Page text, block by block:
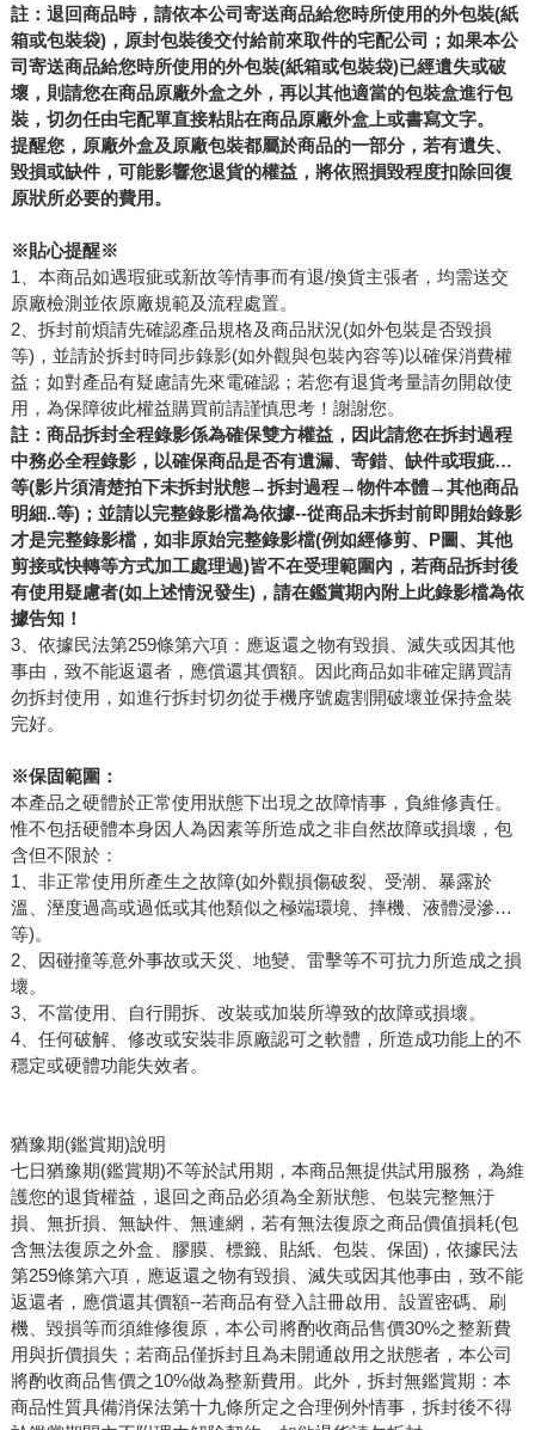
註：退回商品時，請依本公司寄送商品給您時所使用的外包裝(紙
箱或包裝袋)，原封包裝後交付給前來取件的宅配公司；如果本公
司寄送商品給您時所使用的外包裝(紙箱或包裝袋)已經遺失或破
壞，則請您在商品原廠外盒之外，再以其他適當的包裝盒進行包
裝，切勿任由宅配單直接粘貼在商品原廠外盒上或書寫文字。
提醒您，原廠外盒及原廠包裝都屬於商品的一部分，若有遺失、
毀損或缺件，可能影響您退貨的權益，將依照損毀程度扣除回復
原狀所必要的費用。
※貼心提醒※
1、本商品如遇瑕疵或新故等情事而有退/換貨主張者，均需送交
原廠檢測並依原廠規範及流程處置。
2、拆封前煩請先確認產品規格及商品狀況(如外包裝是否毀損
等)，並請於拆封時同步錄影(如外觀與包裝內容等)以確保消費權
益；如對產品有疑慮請先來電確認；若您有退貨考量請勿開啟使
用，為保障彼此權益購買前請謹慎思考！謝謝您。
註：商品拆封全程錄影係為確保雙方權益，因此請您在拆封過程
中務必全程錄影，以確保商品是否有遺漏、寄錯、缺件或瑕疵…
等(影片須清楚拍下未拆封狀態→拆封過程→物件本體→其他商品
明細..等)；並請以完整錄影檔為依據--從商品未拆封前即開始錄影
才是完整錄影檔，如非原始完整錄影檔(例如經修剪、P圖、其他
剪接或快轉等方式加工處理過)皆不在受理範圍內，若商品拆封後
有使用疑慮者(如上述情況發生)，請在鑑賞期內附上此錄影檔為依
據告知！
3、依據民法第259條第六項：應返還之物有毀損、滅失或因其他
事由，致不能返還者，應償還其價額。因此商品如非確定購買請
勿拆封使用，如進行拆封切勿從手機序號處割開破壞並保持盒裝
完好。
※保固範圍：
本產品之硬體於正常使用狀態下出現之故障情事，負維修責任。
惟不包括硬體本身因人為因素等所造成之非自然故障或損壞，包
含但不限於：
1、非正常使用所產生之故障(如外觀損傷破裂、受潮、暴露於
溫、溼度過高或過低或其他類似之極端環境、摔機、液體浸滲…
等)。
2、因碰撞等意外事故或天災、地變、雷擊等不可抗力所造成之損
壞。
3、不當使用、自行開拆、改裝或加裝所導致的故障或損壞。
4、任何破解、修改或安裝非原廠認可之軟體，所造成功能上的不
穩定或硬體功能失效者。
猶豫期(鑑賞期)說明
七日猶豫期(鑑賞期)不等於試用期，本商品無提供試用服務，為維
護您的退貨權益，退回之商品必須為全新狀態、包裝完整無汙
損、無折損、無缺件、無連網，若有無法復原之商品價值損耗(包
含無法復原之外盒、膠膜、標籤、貼紙、包裝、保固)，依據民法
第259條第六項，應返還之物有毀損、滅失或因其他事由，致不能
返還者，應償還其價額--若商品有登入註冊啟用、設置密碼、刷
機、毀損等而須維修復原，本公司將酌收商品售價30%之整新費
用與折價損失；若商品僅拆封且為未開通啟用之狀態者，本公司
將酌收商品售價之10%做為整新費用。此外，拆封無鑑賞期：本
商品性質具備消保法第十九條所定之合理例外情事，拆封後不得